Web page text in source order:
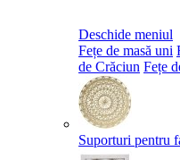
Deschide meniul
Fețe de masă uni
de Crăciun Fețe
Suporturi pentru